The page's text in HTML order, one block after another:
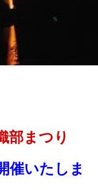
部まつり
催いたしま